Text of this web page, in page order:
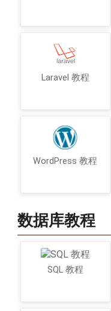
Laravel 教程
WordPress 教程
数据库教程
SQL 教程